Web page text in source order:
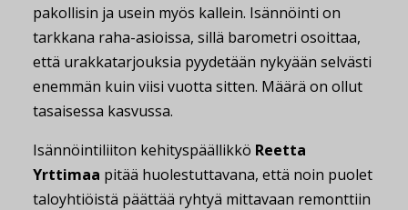
pakollisin ja usein myös kallein. Isännöinti on
tarkkana raha-asioissa, sillä barometri osoittaa,
että urakkatarjouksia pyydetään nykyään selvästi
enemmän kuin viisi vuotta sitten. Määrä on ollut
tasaisessa kasvussa.
Isännöintiliiton kehityspäällikkö Reetta
Yrttimaa pitää huolestuttavana, että noin puolet
taloyhtiöistä päättää ryhtyä mittavaan remonttiin